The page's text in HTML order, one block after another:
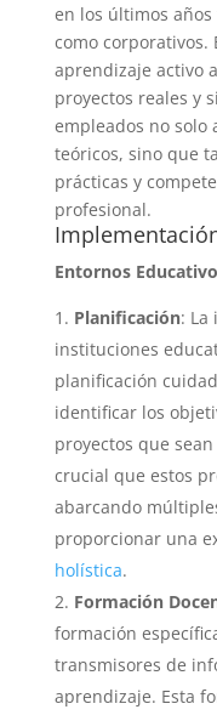
en los últimos
como corporativos.
aprendizaje activo
proyectos reales y
empleados no solo
teóricos, sino que
prácticas y
profesional.
Entornos
Planificación: La
instituciones
planificación
identificar los
proyectos que
crucial que estos
abarcando
proporcionar una
holística.
Formación
formación
transmisores de
aprendizaje. Esta